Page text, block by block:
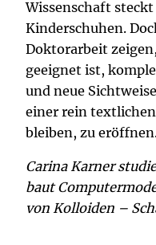
Wissenschaft
Kinderschuhen.
Doktorarbeit
geeignet ist,
und neue
einer rein
bleiben, zu
Carina Karner
baut
von Kolloiden –